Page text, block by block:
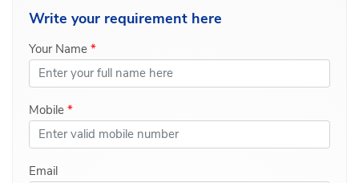
Write your requirement here
Your Name *
Mobile *
Email